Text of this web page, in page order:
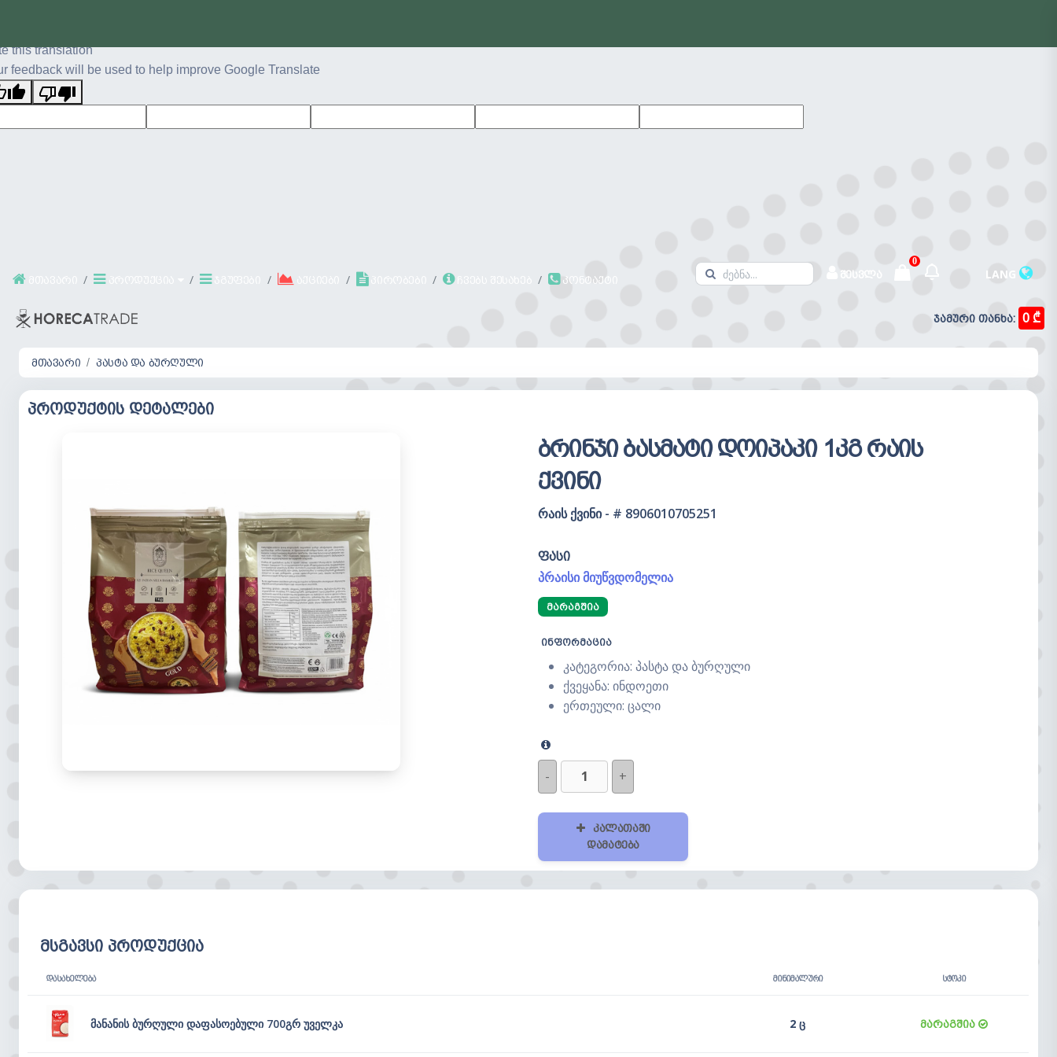
this translation
feedback will be used to help improve Google Translate
მთავარი პროდუქცია ჯგუფები პირობები ჩვებს შესახებ კონტაქტი შესვლა
0
LANG
ჯამური თანხა: 0 ₾
მთავარი პასტა და ბურღული
პროდუქტის დეტალები
ბრინჯი ბასმატი დოიპაკი 1კგ რაის
ქვინი
რაის ქვინი - # 8906010705251
ფასი
პრაისი მიუწვდომელია
ᲛᲐᲠᲐᲒᲨᲘᲐ
ინფორმაცია
კატეგორია: პასტა და ბურღული
ქვეყანა: ინდოეთი
ერთეული: ცალი
- +
კალათაში
დამატება
მსგავსი პროდუქცია
ᲓᲐᲡᲐᲮᲔᲚᲔᲑᲐ ᲛᲘᲜᲘᲛᲐᲚᲣᲠᲘ ᲡᲢᲝᲙᲘ
მანანის ბურღული დაფასოებული 700გრ უველკა 2 ც მარაგშია